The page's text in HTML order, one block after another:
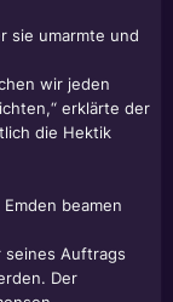
sie umarmte und
wir jeden
erklärte der
die Hektik
beamen
seines Auftrags
Der